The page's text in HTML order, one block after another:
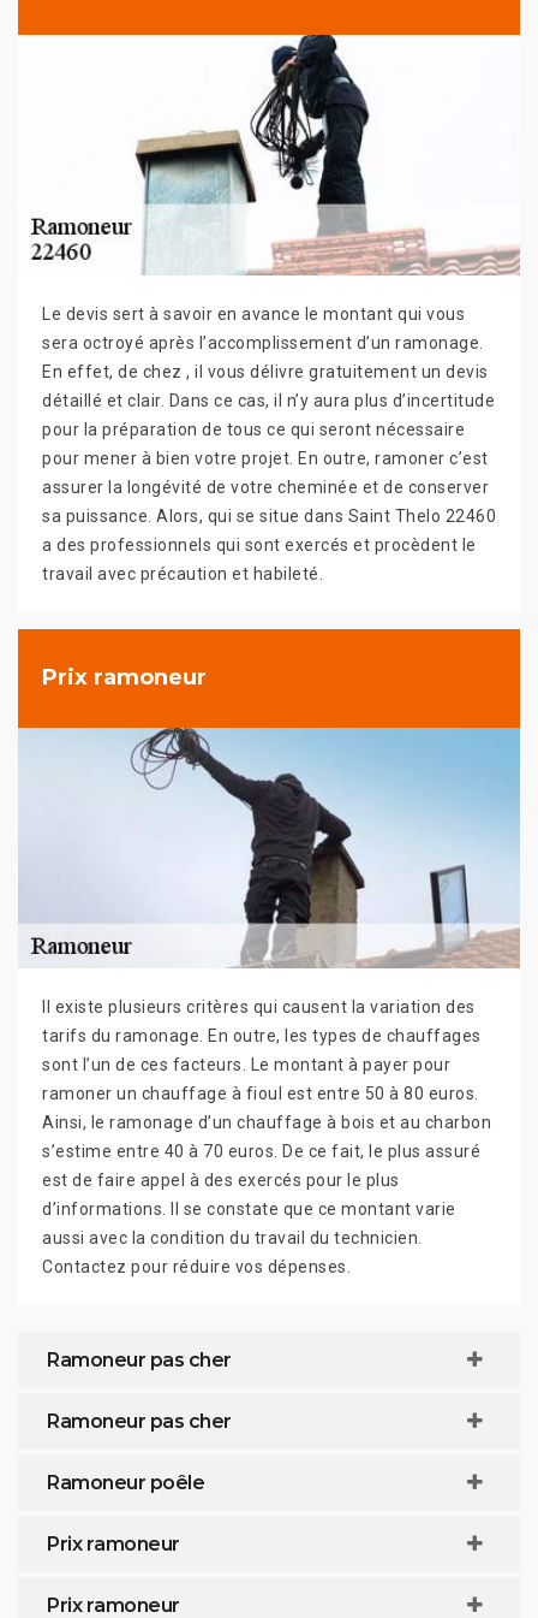
Le devis sert à savoir en avance le montant qui vous
sera octroyé après l’accomplissement d’un ramonage.
En effet, de chez , il vous délivre gratuitement un devis
détaillé et clair. Dans ce cas, il n’y aura plus d’incertitude
pour la préparation de tous ce qui seront nécessaire
pour mener à bien votre projet. En outre, ramoner c’est
assurer la longévité de votre cheminée et de conserver
sa puissance. Alors, qui se situe dans Saint Thelo 22460
a des professionnels qui sont exercés et procèdent le
travail avec précaution et habileté.
Prix ramoneur
Il existe plusieurs critères qui causent la variation des
tarifs du ramonage. En outre, les types de chauffages
sont l’un de ces facteurs. Le montant à payer pour
ramoner un chauffage à fioul est entre 50 à 80 euros.
Ainsi, le ramonage d’un chauffage à bois et au charbon
s’estime entre 40 à 70 euros. De ce fait, le plus assuré
est de faire appel à des exercés pour le plus
d’informations. Il se constate que ce montant varie
aussi avec la condition du travail du technicien.
Contactez pour réduire vos dépenses.
Ramoneur pas cher
Ramoneur pas cher
Ramoneur poêle
Prix ramoneur
Prix ramoneur